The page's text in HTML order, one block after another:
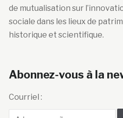
de mutualisation sur
sociale dans les lieux de
historique et scientifique.
Abonnez-vous à la
Courriel :